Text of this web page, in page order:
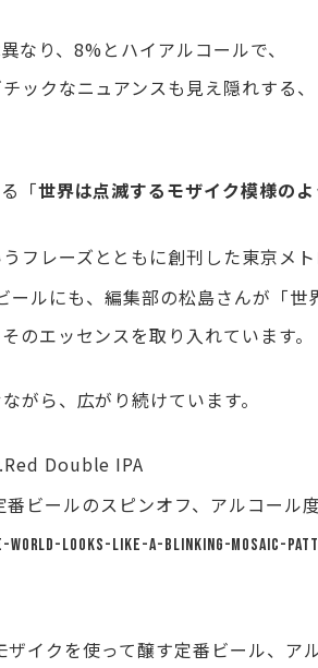
なり、8%とハイアルコールで、
ックなニュアンスも見え隠れする、
「世界は点滅するモザイク模様のよ
うフレーズとともに創刊した東京メ
ルにも、編集部の松島さんが「世
のエッセンスを取り入れています。
がら、広がり続けています。
Double IPA
ビールのスピンオフ、アルコール
world-looks-like-a-blinking-mosaic-
イクを使って醸す定番ビール、ア